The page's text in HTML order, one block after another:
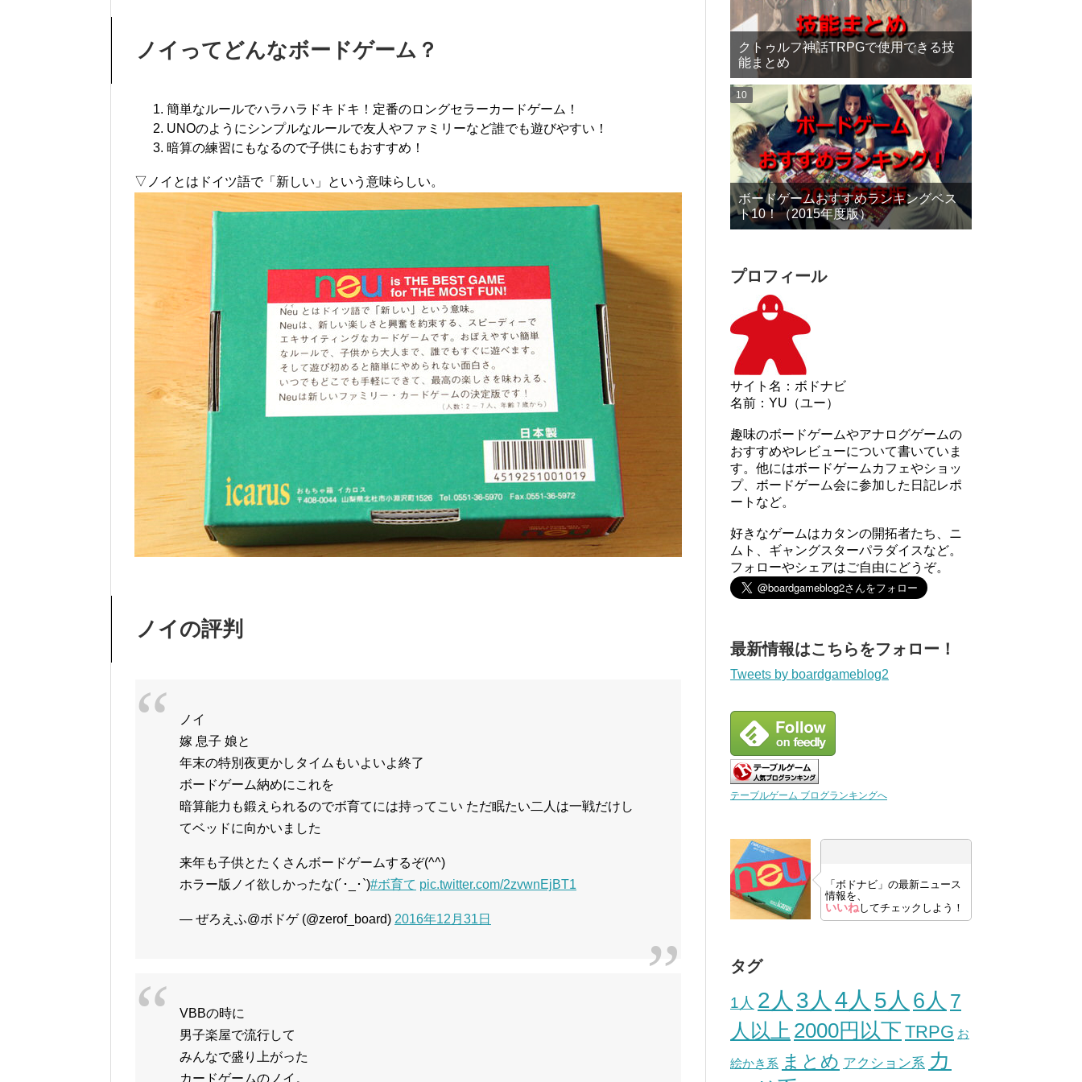
ノイってどんなボードゲーム？
簡単なルールでハラハラドキドキ！定番のロングセラーカードゲーム！
UNOのようにシンプルなルールで友人やファミリーなど誰でも遊びやすい！
暗算の練習にもなるので子供にもおすすめ！
▽ノイとはドイツ語で「新しい」という意味らしい。
ノイの評判
ノイ
嫁 息子 娘と
年末の特別夜更かしタイムもいよいよ終了
ボードゲーム納めにこれを
暗算能力も鍛えられるのでボ育てには持ってこい ただ眠たい二人は一戦だけし
てベッドに向かいました
来年も子供とたくさんボードゲームするぞ(^^)
ホラー版ノイ欲しかったな(´･_･`)#ボ育て pic.twitter.com/2zvwnEjBT1
— ぜろえふ@ボドゲ (@zerof_board) 2016年12月31日
VBBの時に
男子楽屋で流行して
みんなで盛り上がった
カードゲームのノイ。
クトゥルフ神話TRPGで使用できる技
能まとめ
ボードゲームおすすめランキングベス
ト10！（2015年度版）
プロフィール
サイト名：ボドナビ
名前：YU（ユー）
趣味のボードゲームやアナログゲームの
おすすめやレビューについて書いていま
す。他にはボードゲームカフェやショッ
プ、ボードゲーム会に参加した日記レポ
ートなど。
好きなゲームはカタンの開拓者たち、ニ
ムト、ギャングスターパラダイスなど。
フォローやシェアはご自由にどうぞ。
最新情報はこちらをフォロー！
Tweets by boardgameblog2
テーブルゲーム ブログランキングへ
「ボドナビ」の最新ニュース
情報を、
いいねしてチェックしよう！
タグ
1人 2人 3人 4人 5人 6人 7
人以上 2000円以下 TRPG お
絵かき系 まとめ アクション系 カ